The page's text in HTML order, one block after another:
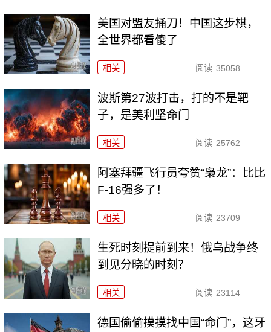
美国对盟友捅刀！中国这步棋，
全世界都看傻了
相关 阅读 35058
波斯第27波打击，打的不是靶
子，是美利坚命门
相关 阅读 25762
阿塞拜疆飞行员夸赞“枭龙”：比比
F-16强多了！
相关 阅读 23709
生死时刻提前到来！俄乌战争终
到见分晓的时刻？
相关 阅读 23114
德国偷偷摸摸找中国“命门”，这牙